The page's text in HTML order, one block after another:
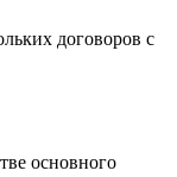
договоров с
основного